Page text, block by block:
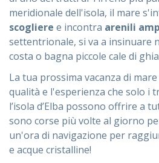
meridionale dell'isola, il mare
scogliere e incontra arenili
settentrionale, si va a insinuare
costa o bagna piccole cale di
La tua prossima vacanza di
qualità e l'esperienza che solo i
l’isola d’Elba possono offrire a
sono corse più volte al giorno
un'ora di navigazione per
e acque cristalline!